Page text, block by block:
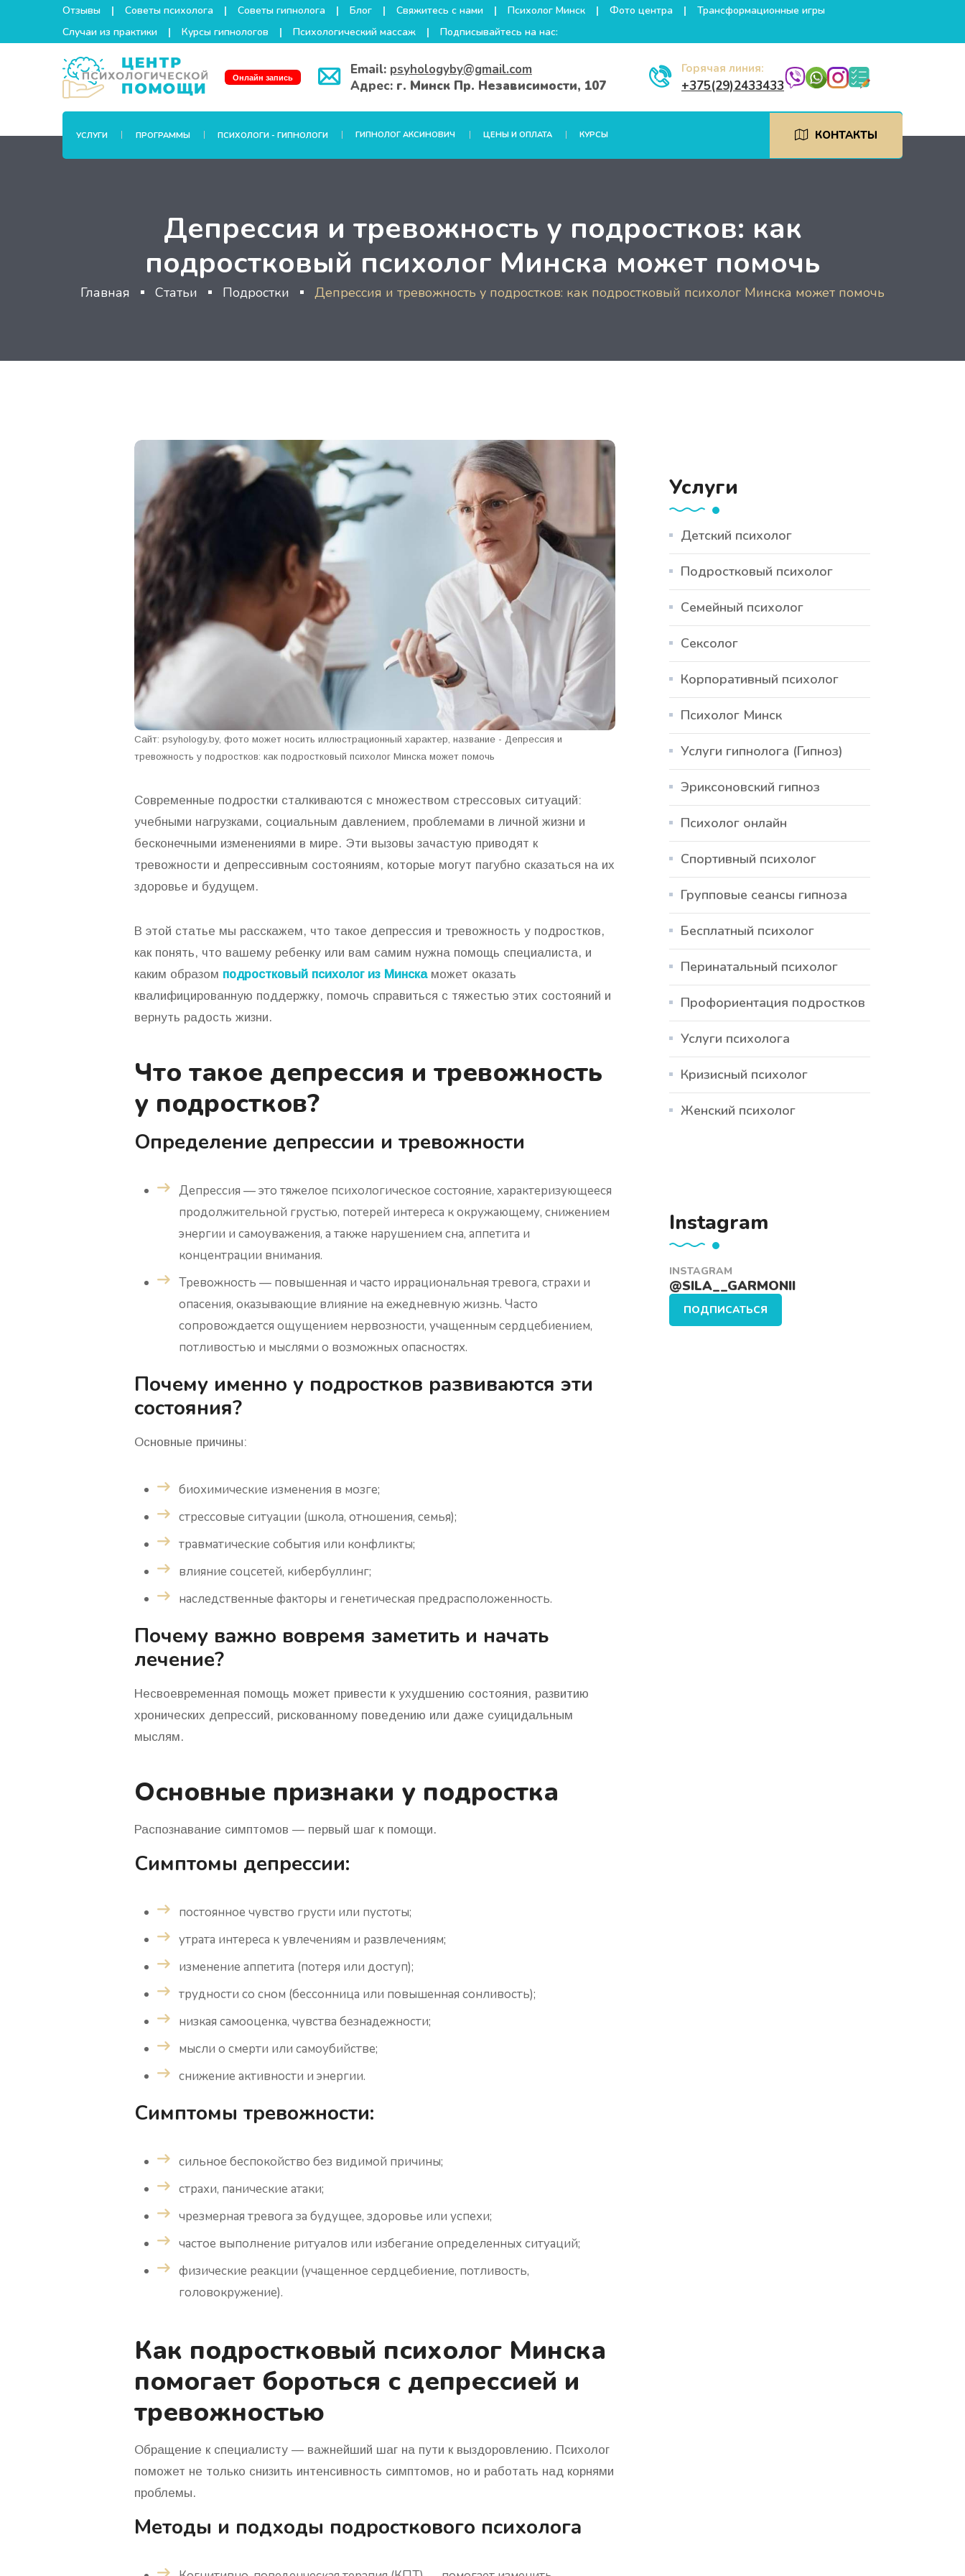
Отзывы Советы психолога Советы гипнолога Блог Свяжитесь с нами Психолог Минск Фото центра
Трансформационные игры
Случаи из практики
Курсы гипнологов Психологический массаж Подписывайтесь на нас:
Онлайн запись Email: psyhologyby@gmail.com
Адрес: г. Минск Пр. Независимости, 107
Горячая линия:
+375(29)2433433
УСЛУГИ ПРОГРАММЫ ПСИХОЛОГИ - ГИПНОЛОГИ ГИПНОЛОГ АКСИНОВИЧ ЦЕНЫ И ОПЛАТА КУРСЫ КОНТАКТЫ
Депрессия и тревожность у подростков: как
подростковый психолог Минска может помочь
Главная Статьи Подростки Депрессия и тревожность у подростков: как подростковый психолог Минска может помочь
Сайт: psyhology.by, фото может носить иллюстрационный характер, название - Депрессия и
тревожность у подростков: как подростковый психолог Минска может помочь
Современные подростки сталкиваются с множеством стрессовых ситуаций:
учебными нагрузками, социальным давлением, проблемами в личной жизни и
бесконечными изменениями в мире. Эти вызовы зачастую приводят к
тревожности и депрессивным состояниям, которые могут пагубно сказаться на их
здоровье и будущем.
В этой статье мы расскажем, что такое депрессия и тревожность у подростков,
как понять, что вашему ребенку или вам самим нужна помощь специалиста, и
каким образом подростковый психолог из Минскаможет оказать
квалифицированную поддержку, помочь справиться с тяжестью этих состояний и
вернуть радость жизни.
Что такое депрессия и тревожность
у подростков?
Определение депрессии и тревожности
Депрессия — это тяжелое психологическое состояние, характеризующееся
продолжительной грустью, потерей интереса к окружающему, снижением
энергии и самоуважения, а также нарушением сна, аппетита и
концентрации внимания.
Тревожность — повышенная и часто иррациональная тревога, страхи и
опасения, оказывающие влияние на ежедневную жизнь. Часто
сопровождается ощущением нервозности, учащенным сердцебиением,
потливостью и мыслями о возможных опасностях.
Почему именно у подростков развиваются эти
состояния?
Основные причины:
биохимические изменения в мозге;
стрессовые ситуации (школа, отношения, семья);
травматические события или конфликты;
влияние соцсетей, кибербуллинг;
наследственные факторы и генетическая предрасположенность.
Почему важно вовремя заметить и начать
лечение?
Несвоевременная помощь может привести к ухудшению состояния, развитию
хронических депрессий, рискованному поведению или даже суицидальным
мыслям.
Основные признаки у подростка
Распознавание симптомов — первый шаг к помощи.
Симптомы депрессии:
постоянное чувство грусти или пустоты;
утрата интереса к увлечениям и развлечениям;
изменение аппетита (потеря или доступ);
трудности со сном (бессонница или повышенная сонливость);
низкая самооценка, чувства безнадежности;
мысли о смерти или самоубийстве;
снижение активности и энергии.
Симптомы тревожности:
сильное беспокойство без видимой причины;
страхи, панические атаки;
чрезмерная тревога за будущее, здоровье или успехи;
частое выполнение ритуалов или избегание определенных ситуаций;
физические реакции (учащенное сердцебиение, потливость,
головокружение).
Как подростковый психолог Минска
помогает бороться с депрессией и
тревожностью
Обращение к специалисту — важнейший шаг на пути к выздоровлению. Психолог
поможет не только снизить интенсивность симптомов, но и работать над корнями
проблемы.
Методы и подходы подросткового психолога
Услуги
Детский психолог
Подростковый психолог
Семейный психолог
Сексолог
Корпоративный психолог
Психолог Минск
Услуги гипнолога (Гипноз)
Эриксоновский гипноз
Психолог онлайн
Спортивный психолог
Групповые сеансы гипноза
Бесплатный психолог
Перинатальный психолог
Профориентация подростков
Услуги психолога
Кризисный психолог
Женский психолог
Instagram
INSTAGRAM
@SILA__GARMONII
ПОДПИСАТЬСЯ